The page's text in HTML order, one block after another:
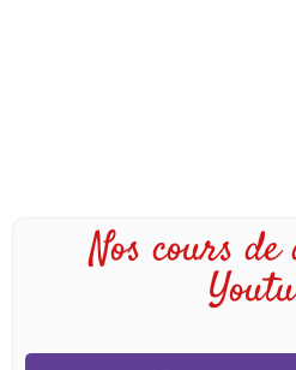
Nos cours